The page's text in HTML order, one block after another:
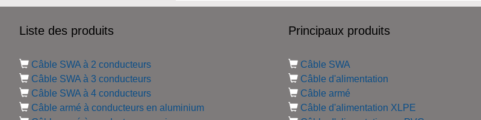
Liste des produits
Câble SWA à 2 conducteurs
Câble SWA à 3 conducteurs
Câble SWA à 4 conducteurs
Câble armé à conducteurs en aluminium
Principaux produits
Câble SWA
Câble d'alimentation
Câble armé
Câble d'alimentation XLPE